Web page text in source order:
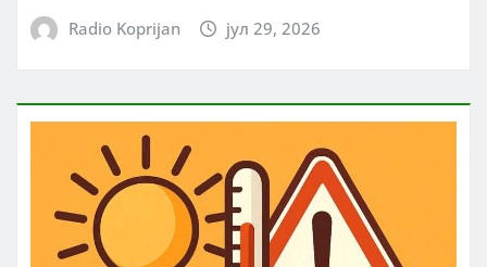
Radio Koprijan јул 29, 2026